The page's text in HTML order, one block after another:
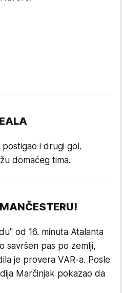
postigao i drugi gol.
domaćeg tima.
od 16. minuta Atalanta
savršen pas po zemlji,
je provera VAR-a. Posle
Marčinjak pokazao da